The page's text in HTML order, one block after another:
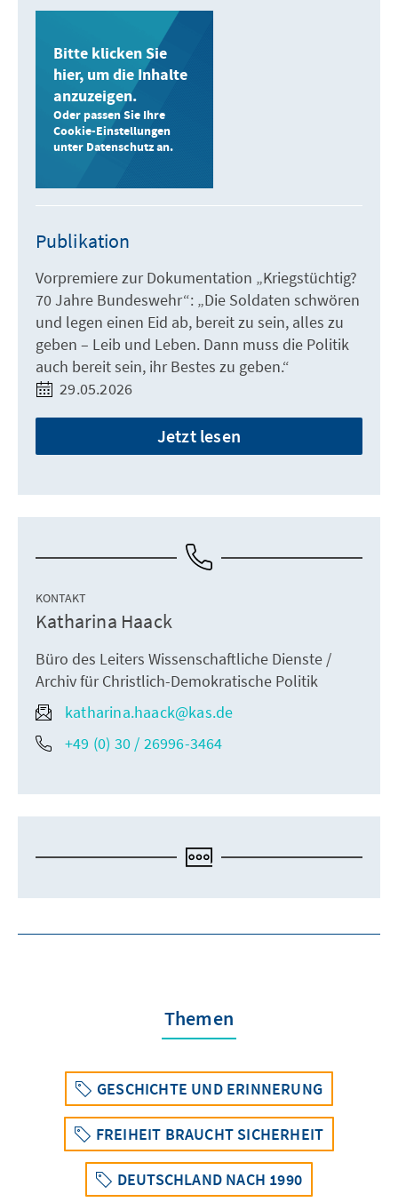
Bitte klicken Sie
hier, um die Inhalte
anzuzeigen.
Oder passen Sie Ihre
Cookie-Einstellungen
unter Datenschutz an.
Publikation
Vorpremiere zur Dokumentation „Kriegstüchtig?
70 Jahre Bundeswehr“: „Die Soldaten schwören
und legen einen Eid ab, bereit zu sein, alles zu
geben – Leib und Leben. Dann muss die Politik
auch bereit sein, ihr Bestes zu geben.“
29.05.2026
Jetzt lesen
KONTAKT
Katharina Haack
Büro des Leiters Wissenschaftliche Dienste /
Archiv für Christlich-Demokratische Politik
katharina.haack@kas.de
+49 (0) 30 / 26996-3464
Themen
GESCHICHTE UND ERINNERUNG
FREIHEIT BRAUCHT SICHERHEIT
DEUTSCHLAND NACH 1990